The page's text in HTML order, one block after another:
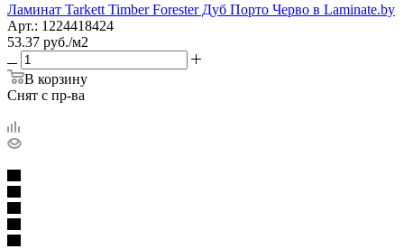
Ламинат Tarkett Timber Forester Дуб Порто Черво в Laminate.by
Арт.: 1224418424
53.37 руб./м2
В корзину
Снят с пр-ва